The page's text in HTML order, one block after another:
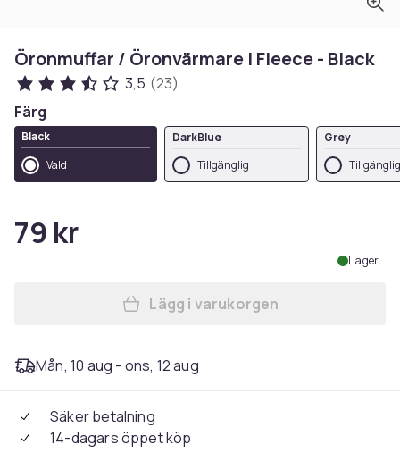
Öronmuffar / Öronvärmare i Fleece - Black
3,5 (23)
Färg
Black
Vald
DarkBlue
Tillgänglig
Grey
Tillgänglig
79 kr
I lager
Lägg till Öronmuffar /
Lägg i varukorgen
Mån, 10 aug - ons, 12 aug
Säker betalning
14-dagars öppet köp